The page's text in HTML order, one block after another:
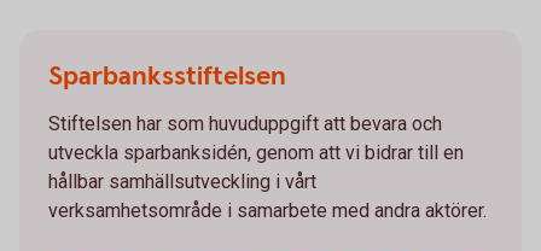
Sparbanksstiftelsen
Stiftelsen har som huvuduppgift att bevara och
utveckla sparbanksidén, genom att vi bidrar till en
hållbar samhällsutveckling i vårt
verksamhetsområde i samarbete med andra aktörer.